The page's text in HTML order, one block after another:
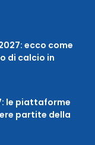
ecco come
di calcio in
le piattaforme
partite della